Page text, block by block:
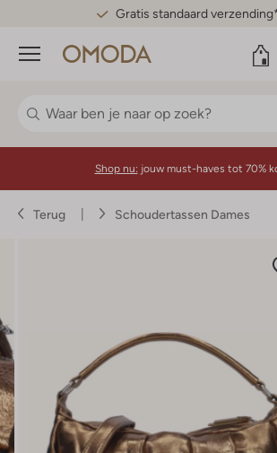
Gratis standaard
Menu
Shop nu: jouw must-haves tot 70%
Terug Schoudertassen Dames